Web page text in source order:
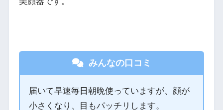
みんなの口コミ
届いて早速毎日朝晩使っていますが、顔が
小さくなり、目もパッチリします。